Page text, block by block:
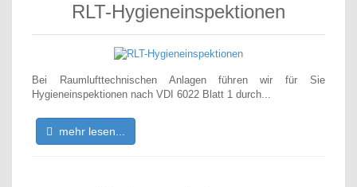
RLT-Hygieneinspektionen
Bei Raumlufttechnischen Anlagen führen wir für Sie
Hygieneinspektionen nach VDI 6022 Blatt 1 durch...
mehr lesen...